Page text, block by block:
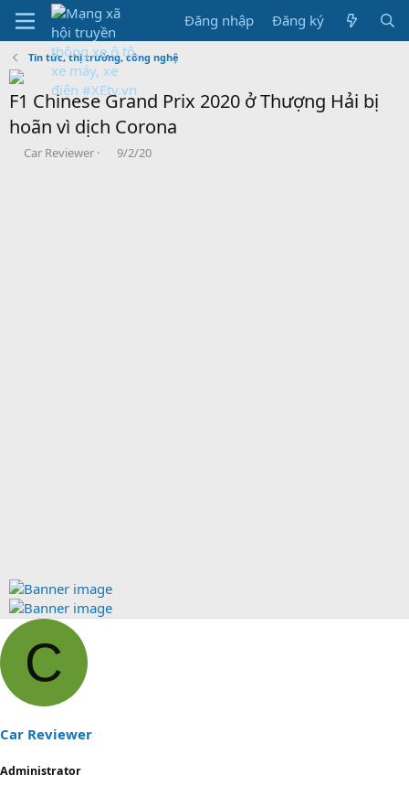
Đăng nhập Đăng ký
Tin tức, thị trường, công nghệ
F1 Chinese Grand Prix 2020 ở Thượng Hải bị
hoãn vì dịch Corona
B
Car Reviewer
N
9/2/20
C
Car Reviewer
Administrator